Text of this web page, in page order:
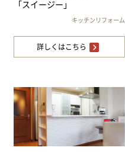
「スイージー」
キッチンリフォーム
詳しくはこちら